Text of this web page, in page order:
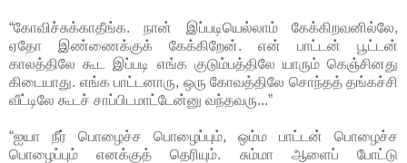
“கோவிச்சுக்காதீங்க. நான் இப்படியெல்லாம் கேக்கிறவனில்லே,
ஏதோ இண்ணைக்குக் கேக்கிறேன். என் பாட்டன் பூட்டன்
காலத்திலே கூட இப்படி எங்க குடும்பத்திலே யாரும் கெஞ்சினது
கிடையாது. எங்க பாட்டனாரு, ஒரு கோவத்திலே சொந்தத் தங்கச்சி
வீட்டிலே கூடச் சாப்பிடமாட்டேன்னு வந்தவரு...”
“ஐயா நீர் பொழைச்ச பொழைப்பும், ஒம்ம பாட்டன் பொழைச்ச
பொழைப்பும் எனக்குத் தெரியும். சும்மா ஆளைப் போட்டு